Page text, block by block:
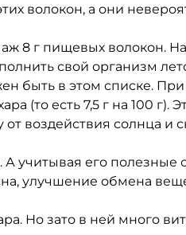
волокон, а они
аж 8 г пищевых волокон.
свой организм
быть в этом списке.
(то есть 7,5 г на 100 г).
воздействия солнца и
А учитывая его полезные
улучшение обмена
Но зато в ней много